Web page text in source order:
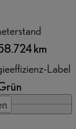
km
Label